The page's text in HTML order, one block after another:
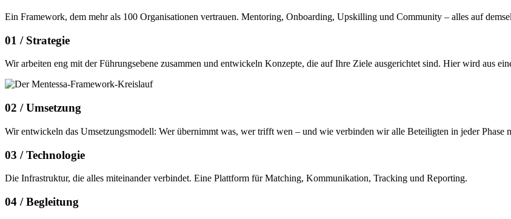
Ein Framework, dem mehr als 100 Organisationen vertrauen. Mentoring, Onboarding, Upskilling und Community – alles auf
01 /Strategie
Wir arbeiten eng mit der Führungsebene zusammen und entwickeln Konzepte, die auf Ihre Ziele ausgerichtet sind. Hier wird aus
02 /Umsetzung
Wir entwickeln das Umsetzungsmodell: Wer übernimmt was, wer trifft wen – und wie verbinden wir alle Beteiligten in jeder Phase
03 /Technologie
Die Infrastruktur, die alles miteinander verbindet. Eine Plattform für Matching, Kommunikation, Tracking und Reporting.
04 /Begleitung